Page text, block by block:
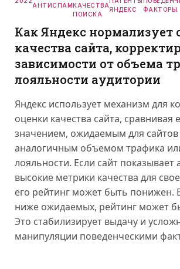
АНТИСПАМКАЧЕСТВА
ПОИСКА
ЯНДЕКС
ФАКТОРЫ
Как Яндекс нормализует
качества сайта,
зависимости от объема
лояльности аудитории
Яндекс использует механизм для
оценки качества сайта, сравнивая
значением, ожидаемым для сайтов
аналогичным объемом трафика
лояльности. Если сайт
высокие метрики качества для
его рейтинг может быть понижен.
ниже ожидаемых, рейтинг может
Это стабилизирует выдачу и
манипуляции поведенческими